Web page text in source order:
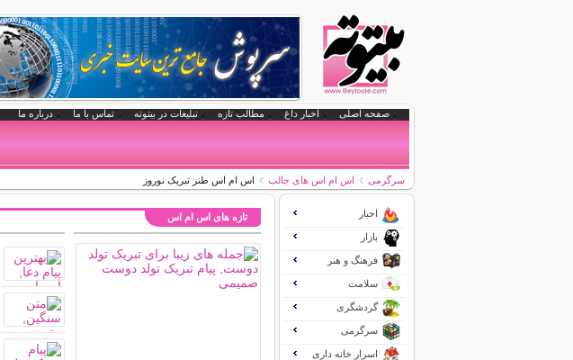
صفحه اصلی اخبار داغ مطالب تازه تبلیغات در بیتوته تماس با ما درباره ما
سرگرمی اس ام اس های جالب اس ام اس طنز تبریک نوروز
تازه های اس ام اس اخبار
بازار
فرهنگ و هنر
سلامت
گردشگری
سرگرمی
اسرار خانه داری